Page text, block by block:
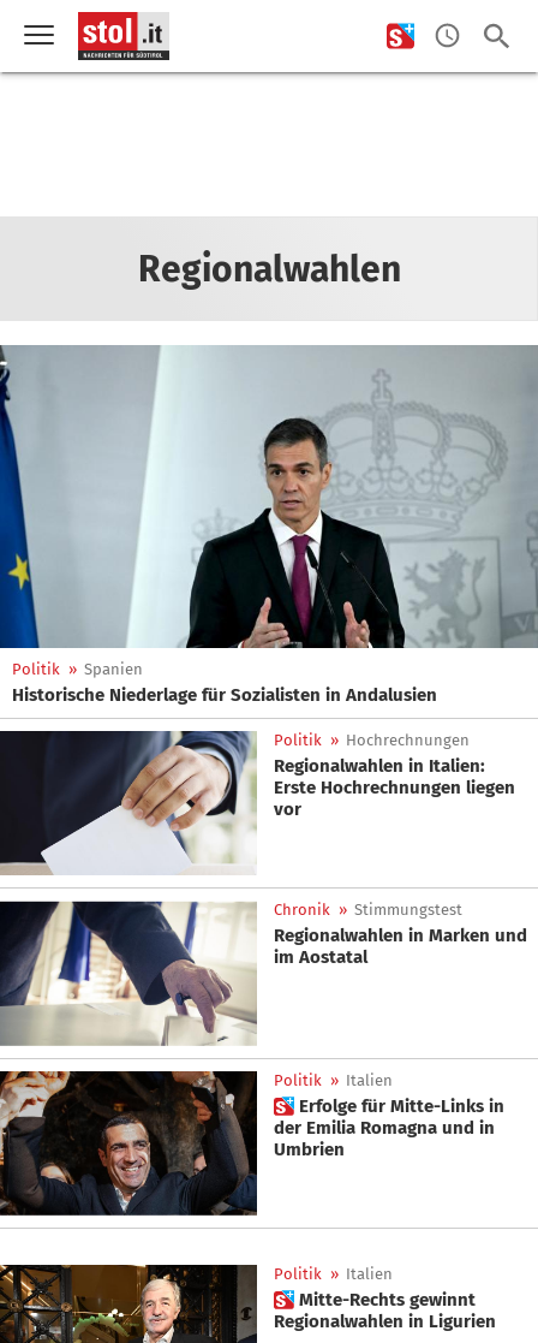
Regionalwahlen
Politik » Spanien
Historische Niederlage für Sozialisten in Andalusien
Politik » Hochrechnungen
Regionalwahlen in Italien:
Erste Hochrechnungen liegen
vor
Chronik » Stimmungstest
Regionalwahlen in Marken und
im Aostatal
Politik » Italien
 Erfolge für Mitte-Links in
der Emilia Romagna und in
Umbrien
Politik » Italien
 Mitte-Rechts gewinnt
Regionalwahlen in Ligurien